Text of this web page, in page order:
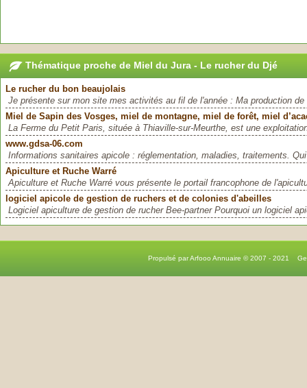
Thématique proche de Miel du Jura - Le rucher du Djé
Le rucher du bon beaujolais
Je présente sur mon site mes activités au fil de l'année : Ma production
Miel de Sapin des Vosges, miel de montagne, miel de forêt, miel
La Ferme du Petit Paris, située à Thiaville-sur-Meurthe, est une
www.gdsa-06.com
Informations sanitaires apicole : réglementation, maladies, traitements.
Apiculture et Ruche Warré
Apiculture et Ruche Warré vous présente le portail francophone de
logiciel apicole de gestion de ruchers et de colonies d'abeilles
Logiciel apiculture de gestion de rucher Bee-partner Pourquoi un logiciel
Propulsé par Arfooo Annuaire © 2007 - 2021